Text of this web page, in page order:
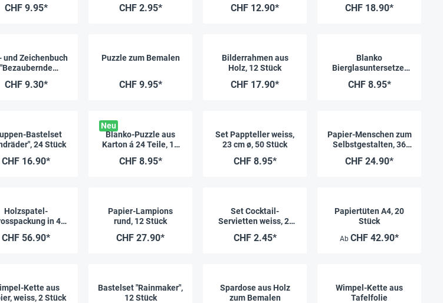
CHF 9.95*
Stück
CHF 2.95* CHF 12.90* CHF 18.90*
und Zeichenbuch
"Bezaubernde
Seiten
CHF 9.30*
Puzzle zum Bemalen
CHF 9.95*
Bilderrahmen aus
Holz, 12 Stück
CHF 17.90*
Blanko
Bierglasuntersetzer
Stück
CHF 8.95*
Bastelset
24 Stück
CHF 16.90*
Neu
Blanko-Puzzle aus
Karton á 24 Teile, 16
CHF 8.95*
Set Pappteller weiss,
23 cm ø, 50 Stück
CHF 8.95*
Papier-Menschen zum
Selbstgestalten, 36
CHF 24.90*
Holzspatel-
in 4
CHF 56.90*
Papier-Lampions
rund, 12 Stück
CHF 27.90*
Set Cocktail-
Servietten weiss, 2-
Stück
CHF 2.45*
Papiertüten A4, 20
Stück
Ab CHF 42.90*
Kette aus
weiss, 2 Stück
Bastelset "Rainmaker",
12 Stück
Spardose aus Holz
zum Bemalen
Wimpel-Kette aus
Tafelfolie